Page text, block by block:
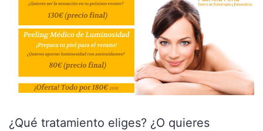
¿Qué tratamiento eliges? ¿O quieres